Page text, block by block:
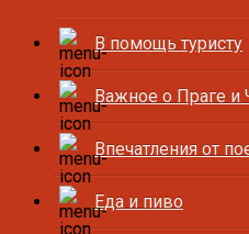
В помощь туристу
Важное о Праге и
Впечатления от
Еда и пиво